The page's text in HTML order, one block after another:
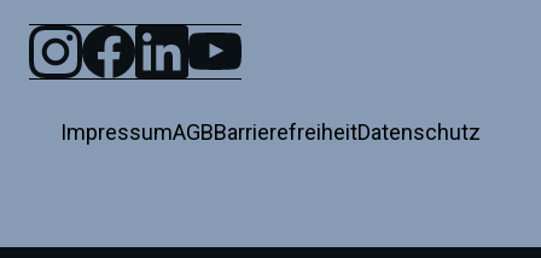
ImpressumAGBBarrierefreiheitDatenschutz